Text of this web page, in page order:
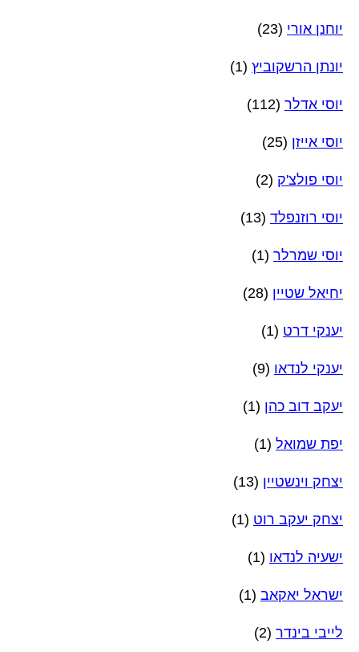
יוחנן אורי (23)
יונתן הרשקוביץ (1)
יוסי אדלר (112)
יוסי אייזן (25)
יוסי פולצ'ק (2)
יוסי רוזנפלד (13)
יוסי שמרלר (1)
יחיאל שטיין (28)
יענקי דרט (1)
יענקי לנדאו (9)
יעקב דוב כהן (1)
יפת שמואל (1)
יצחק וינשטיין (13)
יצחק יעקב רוט (1)
ישעיה לנדאו (1)
ישראל יאקאב (1)
לייבי בינדר (2)